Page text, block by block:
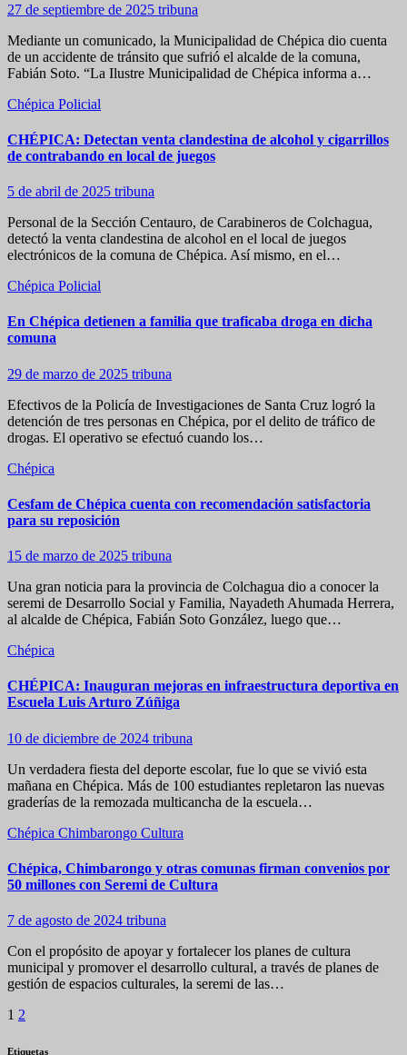
27 de septiembre de 2025 tribuna
Mediante un comunicado, la Municipalidad de Chépica dio cuenta
de un accidente de tránsito que sufrió el alcalde de la comuna,
Fabián Soto. “La Ilustre Municipalidad de Chépica informa a…
Chépica Policial
CHÉPICA: Detectan venta clandestina de alcohol y cigarrillos
de contrabando en local de juegos
5 de abril de 2025 tribuna
Personal de la Sección Centauro, de Carabineros de Colchagua,
detectó la venta clandestina de alcohol en el local de juegos
electrónicos de la comuna de Chépica. Así mismo, en el…
Chépica Policial
En Chépica detienen a familia que traficaba droga en dicha
comuna
29 de marzo de 2025 tribuna
Efectivos de la Policía de Investigaciones de Santa Cruz logró la
detención de tres personas en Chépica, por el delito de tráfico de
drogas. El operativo se efectuó cuando los…
Chépica
Cesfam de Chépica cuenta con recomendación satisfactoria
para su reposición
15 de marzo de 2025 tribuna
Una gran noticia para la provincia de Colchagua dio a conocer la
seremi de Desarrollo Social y Familia, Nayadeth Ahumada Herrera,
al alcalde de Chépica, Fabián Soto González, luego que…
Chépica
CHÉPICA: Inauguran mejoras en infraestructura deportiva en
Escuela Luis Arturo Zúñiga
10 de diciembre de 2024 tribuna
Un verdadera fiesta del deporte escolar, fue lo que se vivió esta
mañana en Chépica. Más de 100 estudiantes repletaron las nuevas
graderías de la remozada multicancha de la escuela…
Chépica Chimbarongo Cultura
Chépica, Chimbarongo y otras comunas firman convenios por
50 millones con Seremi de Cultura
7 de agosto de 2024 tribuna
Con el propósito de apoyar y fortalecer los planes de cultura
municipal y promover el desarrollo cultural, a través de planes de
gestión de espacios culturales, la seremi de las…
Paginación
de
1 2
Etiquetas